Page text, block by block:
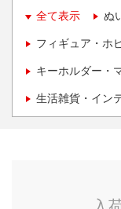
全て表示 ぬ
フィギュア・ホ
キーホルダー・
生活雑貨・イン